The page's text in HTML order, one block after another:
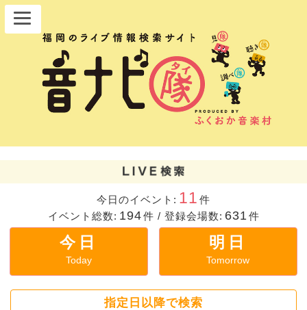
今日のイベント: 11 件
イベント総数: 194件 / 登録会場数: 631 件
今日
Today
明日
Tomorrow
指定日以降で検索